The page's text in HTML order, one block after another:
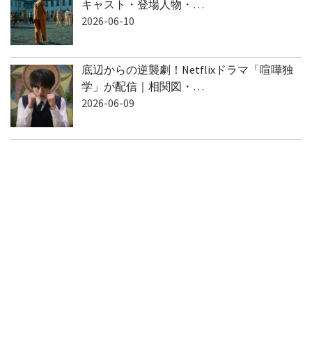
キャスト・登場人物・…
2026-06-10
底辺からの逆襲劇！Netflixドラマ「喧嘩独
学」が配信｜相関図・…
2026-06-09